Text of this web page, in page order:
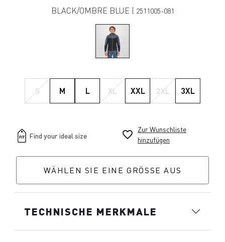
BLACK/OMBRE BLUE | 2511005-081
S M L XL XXL 2XL 3XL
favorite_border
Zur Wunschliste
hinzufügen
WÄHLEN SIE EINE GRÖSSE AUS
TECHNISCHE MERKMALE